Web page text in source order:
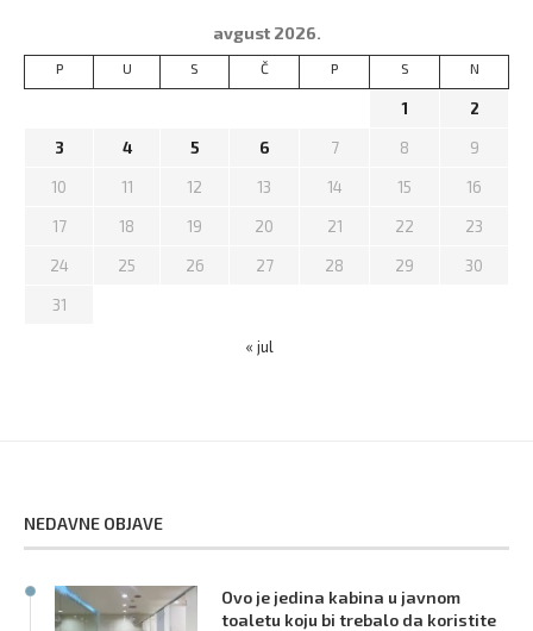
avgust 2026.
P U S Č P S N
1 2
3 4 5 6 7 8 9
10 11 12 13 14 15 16
17 18 19 20 21 22 23
24 25 26 27 28 29 30
31
« jul
NEDAVNE OBJAVE
Ovo je jedina kabina u javnom
toaletu koju bi trebalo da koristite